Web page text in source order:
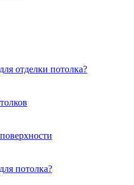
отделки потолка?
потолка?